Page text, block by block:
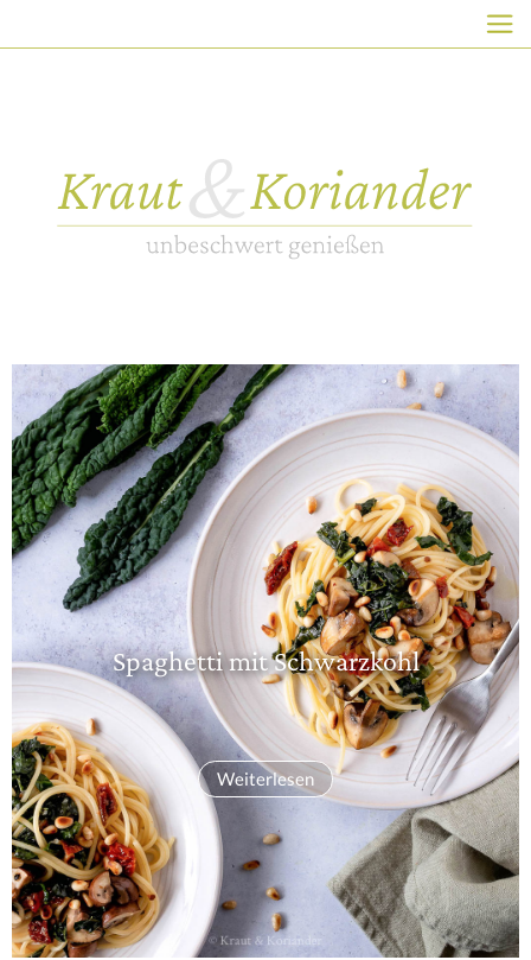
HAUPTNAVIGATION
Spaghetti mit Schwarzkohl
Weiterlesen